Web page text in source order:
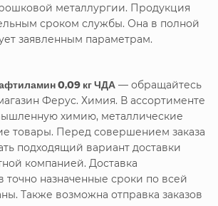
металлургии. Продукция
сроком службы. Она в полной
заявленным параметрам.
0,09 кг ЧДА — обращайтесь
Ферус. Химия. В ассортименте
химию, металлические
товары. Перед совершением заказа
подходящий вариант доставки
компанией. Доставка
точно назначенные сроки по всей
Также возможна отправка заказов